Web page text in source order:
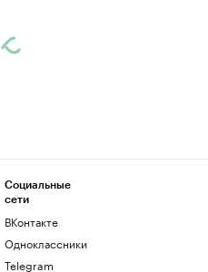
Социальные
сети
ВКонтакте
Одноклассники
Telegram